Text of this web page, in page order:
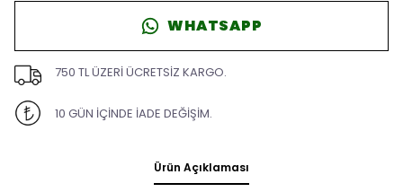
WHATSAPP
750 TL ÜZERİ ÜCRETSİZ KARGO.
10 GÜN İÇİNDE İADE DEĞİŞİM.
Ürün Açıklaması